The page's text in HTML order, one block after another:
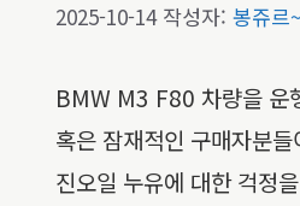
2025-10-14 작성자: 봉쥬르
BMW M3 F80 차량을 운
혹은 잠재적인 구매자분
진오일 누유에 대한 걱정